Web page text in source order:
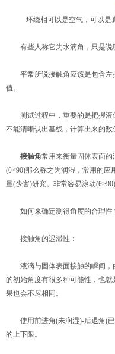
环绕相可以是空气，可以是
有些人称它为水滴角，只是说
平常所说接触角应该是包含左
值。
测试过程中，重要的是把握液
不能清晰认出基线，计算出来的数
接触角常用来衡量固体表面
(θ<90)那么称之为润湿，常用的应
量(少害)研究。非常容易滚动
如何来确定测得角度的合理性
接触角的迟滞性：
液滴与固体表面接触的瞬间，
的初始角度有很多种可能性，也
果也会不尽相同。
使用前进角(未润湿)-后退角(已
的上下限。